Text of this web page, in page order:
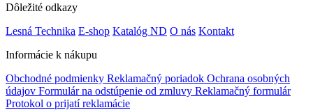
Dôležité odkazy
Lesná Technika E-shop Katalóg ND O nás Kontakt
Informácie k nákupu
Obchodné podmienky Reklamačný poriadok Ochrana osobných
údajov Formulár na odstúpenie od zmluvy Reklamačný formulár
Protokol o prijatí reklamácie